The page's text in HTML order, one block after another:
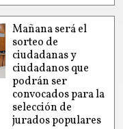
Mañana será el
sorteo de
ciudadanas y
ciudadanos que
podrán ser
convocados para la
selección de
jurados populares